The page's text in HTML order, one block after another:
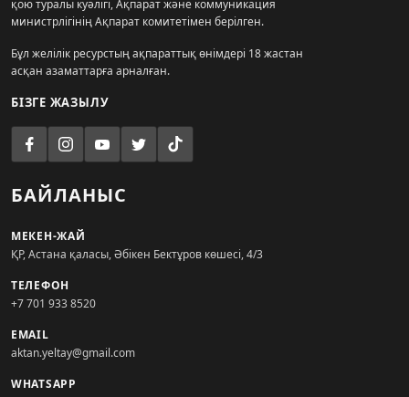
қою туралы куәлігі, Ақпарат және коммуникация
министрлігінің Ақпарат комитетімен берілген.
Бұл желілік ресурстың ақпараттық өнімдері 18 жастан
асқан азаматтарға арналған.
БІЗГЕ ЖАЗЫЛУ
БАЙЛАНЫС
МЕКЕН-ЖАЙ
ҚР, Астана қаласы, Әбікен Бектұров көшесі, 4/3
ТЕЛЕФОН
+7 701 933 8520
EMAIL
aktan.yeltay@gmail.com
WHATSAPP